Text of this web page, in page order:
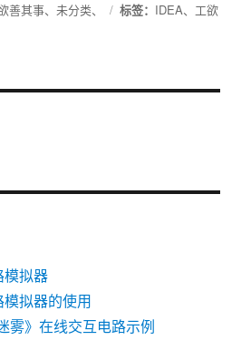
善其事、未分类、 标签： IDEA、 工欲
模拟器
拟器的使用
雾》在线交互电路示例